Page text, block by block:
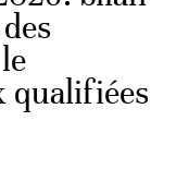
bilan